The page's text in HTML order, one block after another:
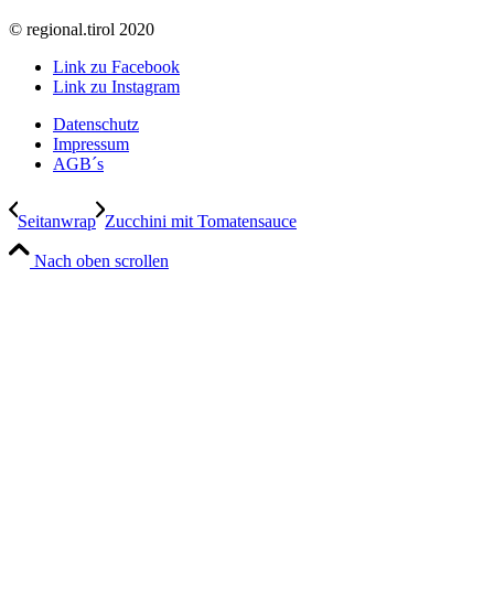
© regional.tirol 2020
Link zu Facebook
Link zu Instagram
Datenschutz
Impressum
AGB´s
Seitanwrap Zucchini mit Tomatensauce
Nach oben scrollen